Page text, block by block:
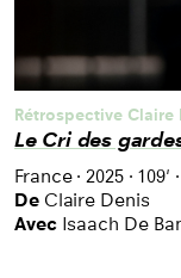
Rétrospective Claire
Le Cri des
France·2025· 109' ·
De Claire Denis
Avec Isaach De